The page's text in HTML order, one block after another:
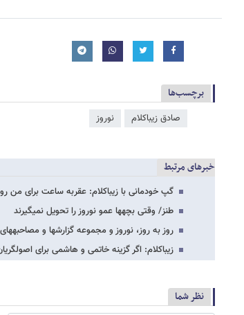
برچسب‌ها
صادق زیباکلام نوروز
خبرهای مرتبط
گپ خودمانی با زیباکلام: عقربه ساعت برای من روی 22 بهمن 57 مانده است/الله​کرم
طنز/ وقتی بچه​ها عمو نوروز را تحویل نمی​گیرند
روز به روز، نوروز و مجموعه گزارش​ها و
زیباکلام: اگر گزینه خاتمی و هاشمی برای
نظر شما